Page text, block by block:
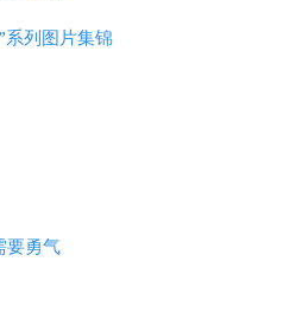
系列图片集锦
要勇气